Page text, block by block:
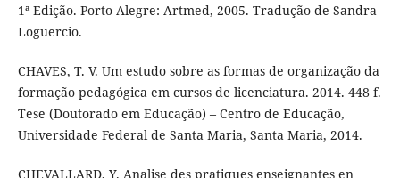
1ª Edição. Porto Alegre: Artmed, 2005. Tradução de Sandra
Loguercio.
CHAVES, T. V. Um estudo sobre as formas de organização da
formação pedagógica em cursos de licenciatura. 2014. 448 f.
Tese (Doutorado em Educação) – Centro de Educação,
Universidade Federal de Santa Maria, Santa Maria, 2014.
CHEVALLARD, Y. Analise des pratiques enseignantes en